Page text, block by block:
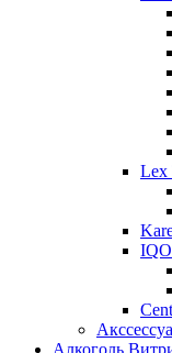
Lex
Алкоголь